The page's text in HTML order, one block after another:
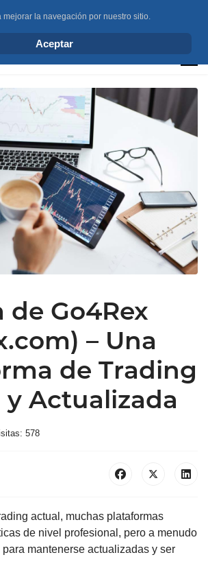
de Go4Rex
– Una
de Trading
y Actualizada
578
actual, muchas plataformas
de nivel profesional, pero a menudo
mantenerse actualizadas y ser
mejorar la navegación por nuestro sitio.
Aceptar